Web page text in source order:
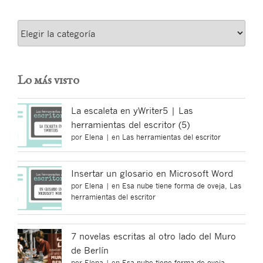
Lo más visto
La escaleta en yWriter5 | Las
herramientas del escritor (5)
por Elena | en Las herramientas del escritor
Insertar un glosario en Microsoft Word
por Elena | en Esa nube tiene forma de oveja, Las
herramientas del escritor
7 novelas escritas al otro lado del Muro
de Berlín